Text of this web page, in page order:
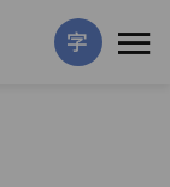
字